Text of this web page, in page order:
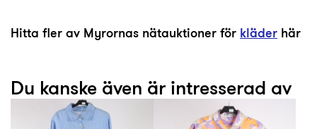
Hitta fler av Myrornas nätauktioner för kläder här
Du kanske även är intresserad av